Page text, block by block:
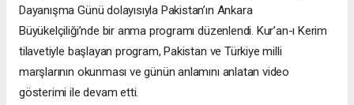
Dayanışma Günü dolayısıyla Pakistan’ın Ankara
Büyükelçiliği’nde bir anma programı düzenlendi. Kur’an-ı Kerim
tilavetiyle başlayan program, Pakistan ve Türkiye milli
marşlarının okunması ve günün anlamını anlatan video
gösterimi ile devam etti.